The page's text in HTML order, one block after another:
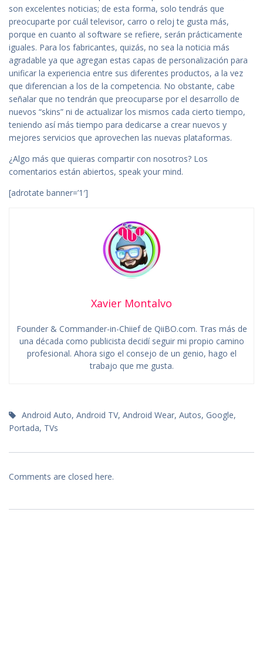
son excelentes noticias; de esta forma, solo tendrás que
preocuparte por cuál televisor, carro o reloj te gusta más,
porque en cuanto al software se refiere, serán prácticamente
iguales. Para los fabricantes, quizás, no sea la noticia más
agradable ya que agregan estas capas de personalización para
unificar la experiencia entre sus diferentes productos, a la vez
que diferencian a los de la competencia. No obstante, cabe
señalar que no tendrán que preocuparse por el desarrollo de
nuevos “skins” ni de actualizar los mismos cada cierto tiempo,
teniendo así más tiempo para dedicarse a crear nuevos y
mejores servicios que aprovechen las nuevas plataformas.
¿Algo más que quieras compartir con nosotros? Los
comentarios están abiertos, speak your mind.
[adrotate banner=’1′]
Xavier Montalvo
Founder & Commander-in-Chiief de QiiBO.com. Tras más de
una década como publicista decidí seguir mi propio camino
profesional. Ahora sigo el consejo de un genio, hago el
trabajo que me gusta.
Android Auto, Android TV, Android Wear, Autos, Google,
Portada, TVs
Comments are closed here.